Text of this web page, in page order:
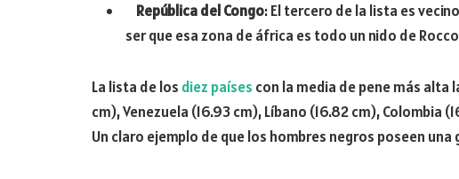
República del Congo: El tercero de la lista es
ser que esa zona de áfrica es todo un nido de
La lista de los diez países con la media de pene más alta
cm), Venezuela (16.93 cm), Líbano (16.82 cm), Colombia
Un claro ejemplo de que los hombres negros poseen una